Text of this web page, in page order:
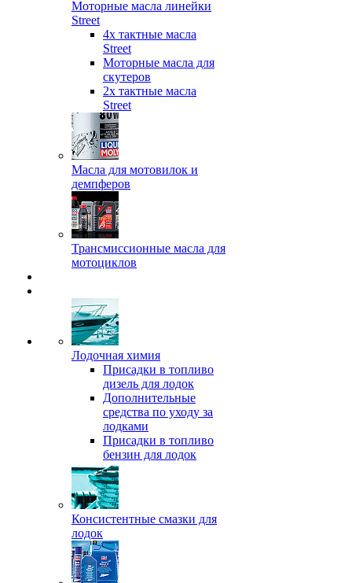
Моторные масла линейки
Street
4х тактные масла
Street
Моторные масла для
скутеров
2х тактные масла
Street
Масла для мотовилок и
демпферов
Трансмиссионные масла для
мотоциклов
Лодочная химия
Присадки в топливо
дизель для лодок
Дополнительные
средства по уходу за
лодками
Присадки в топливо
бензин для лодок
Консистентные смазки для
лодок